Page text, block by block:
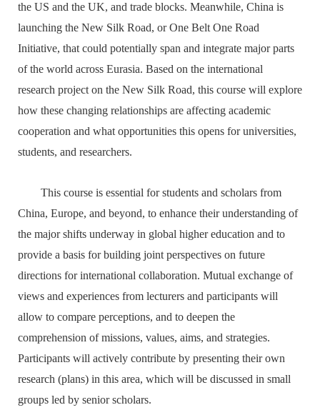
the US and the UK, and trade blocks. Meanwhile, China is
launching the New Silk Road, or One Belt One Road
Initiative, that could potentially span and integrate major parts
of the world across Eurasia. Based on the international
research project on the New Silk Road, this course will explore
how these changing relationships are affecting academic
cooperation and what opportunities this opens for universities,
students, and researchers.
This course is essential for students and scholars from
China, Europe, and beyond, to enhance their understanding of
the major shifts underway in global higher education and to
provide a basis for building joint perspectives on future
directions for international collaboration. Mutual exchange of
views and experiences from lecturers and participants will
allow to compare perceptions, and to deepen the
comprehension of missions, values, aims, and strategies.
Participants will actively contribute by presenting their own
research (plans) in this area, which will be discussed in small
groups led by senior scholars.